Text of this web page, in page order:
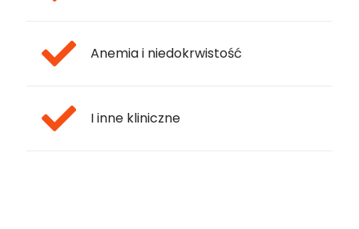
Anemia i niedokrwistość
I inne kliniczne